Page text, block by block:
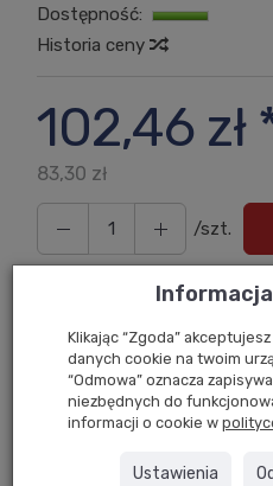
Dostępność:
Historia ceny
102,46 zł
83,30 zł
/szt.
Zapytaj o cenę
Drukuj
Dostawa 24
Klikając “Zgoda”
danych cookie na twoim
“Odmowa” oznacza
niezbędnych do
informacji o cookie w
Ustawienia